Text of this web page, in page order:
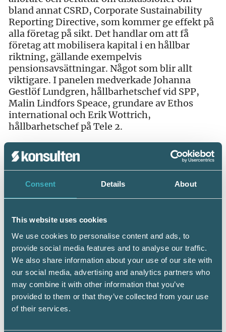
Consent Details About
This website uses cookies
We use cookies to personalise content and ads, to
provide social media features and to analyse our traffic.
We also share information about your use of our site with
our social media, advertising and analytics partners who
may combine it with other information that you’ve
provided to them or that they’ve collected from your use
of their services.
bland annat CSRD, Corporate Sustainability
Reporting Directive, som kommer ge effekt på
alla företag på sikt. Det handlar om att få
företag att mobilisera kapital i en hållbar
riktning, gällande exempelvis
pensionsavsättningar. Något som blir allt
viktigare. I panelen medverkade Johanna
Gestlöf Lundgren, hållbarhetschef vid SPP,
Malin Lindfors Speace, grundare av Ethos
international och Erik Wottrich,
hållbarhetschef på Tele 2.
Arbetslivskriminalitet
Avslutningsvis rapporterade Zennie Sjölund
Arbetslivskriminalitet i Sverige”, som bjöd på
intressanta diskussioner kring vit, svart och
med arbetslivskriminaliteten?
– Det ska vara lätt att göra rätt, och mer fokus
på de goda exemplen. Samverkan är vägen
framåt, säger Zennie efter att ha deltagit på
seminariet.
I panelen deltog Susanna Gideonsson,
ordförande LO, Mikael Damberg,